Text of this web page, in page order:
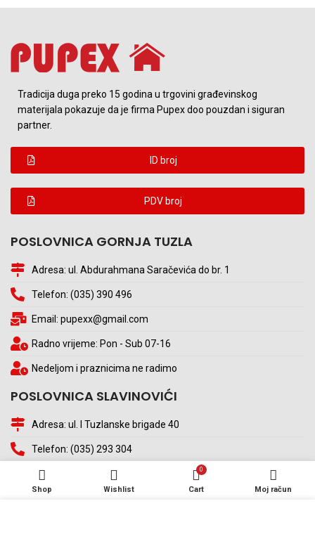
Tradicija duga preko 15 godina u trgovini građevinskog
materijala pokazuje da je firma Pupex doo pouzdan i siguran
partner.
ID broj
PDV broj
POSLOVNICA GORNJA TUZLA
Adresa: ul. Abdurahmana Saračevića do br. 1
Telefon: (035) 390 496
Email: pupexx@gmail.com
Radno vrijeme: Pon - Sub 07-16
Nedeljom i praznicima ne radimo
POSLOVNICA SLAVINOVIĆI
Adresa: ul. I Tuzlanske brigade 40
Telefon: (035) 293 304
Email: pupexslavinovici@gmail.com
Shop Wishlist
0
Cart Moj račun